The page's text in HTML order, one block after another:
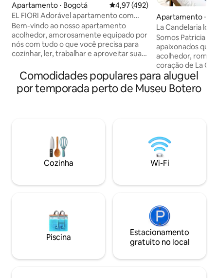
Apartamento ⋅ Bogotá 4,97 de uma avaliação média de
4,97 (492)
EL FIORI Adorável apartamento com
vista panorâmica em La Candelaria!
Bem-vindo ao nosso apartamento
acolhedor, amorosamente equipado por
nós com tudo o que você precisa para
cozinhar, ler, trabalhar e aproveitar sua
está localizado em uma parte tranquila
de La Candelaria, a parte histórica e mais
popular da cidade. Atrações turísticas
estadia em Bogotá inesquecível! P.S:
Oferecemos estacionamento gratuito
na garagem de nossas instalações.
Apartamento ⋅
La Candelaria
lareira, vista 360
Somos Patricia e
apaixonados que
acolhedor,
coração de La
House fica a
Bolívar, dos
de Monserrate.
estacionamento
animais de
acolhedor e
que você se sinta
Comodidades populares para aluguel
por temporada perto de Museu Botero
Cozinha Wi-Fi
Piscina
Estacionamento
gratuito no local